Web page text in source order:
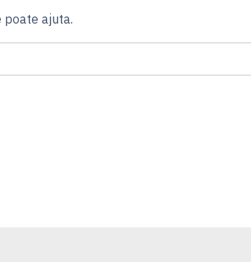
poate ajuta.